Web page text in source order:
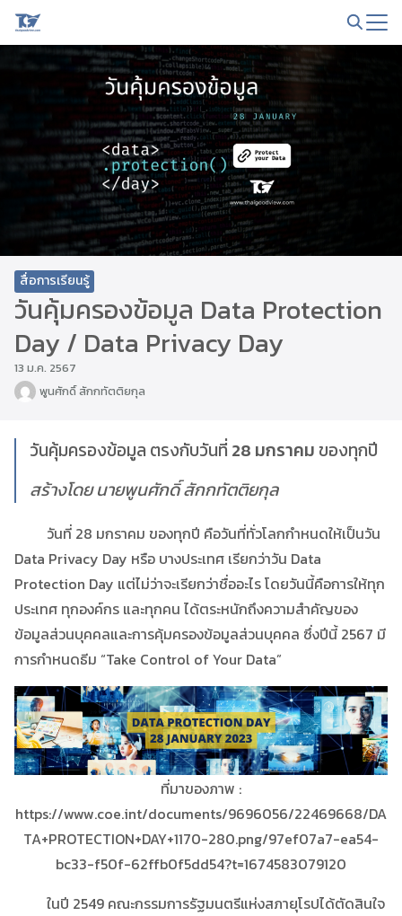
Skip
Search
for:
สื่อการเรียนรู้
วันคุ้มครองข้อมูล Data Protection
Day / Data Privacy Day
13 ม.ค. 2567
พูนศักดิ์ สักกทัตติยกุล
วันคุ้มครองข้อมูล ตรงกับวันที่ 28 มกราคมของทุกปี
สร้างโดย นายพูนศักดิ์ สักกทัตติยกุล
วันที่ 28 มกราคม ของทุกปี คือวันที่ทั่วโลกกำหนดให้เป็นวัน
Data Privacy Day หรือ บางประเทศ เรียกว่าวัน Data
Protection Day แต่ไม่ว่าจะเรียกว่าชื่ออะไร โดยวันนี้คือการให้ทุก
ประเทศ ทุกองค์กร และทุกคน ได้ตระหนักถึงความสำคัญของ
ข้อมูลส่วนบุคคลและการคุ้มครองข้อมูลส่วนบุคคล ซึ่งปีนี้ 2567 มี
การกำหนดธีม “Take Control of Your Data”
ที่มาของภาพ :
https://www.coe.int/documents/9696056/22469668/DA
TA+PROTECTION+DAY+1170-280.png/97ef07a7-ea54-
bc33-f50f-62ffb0f5dd54?t=1674583079120
ในปี 2549 คณะกรรมการรัฐมนตรีแห่งสภายุโรปได้ตัดสินใจ